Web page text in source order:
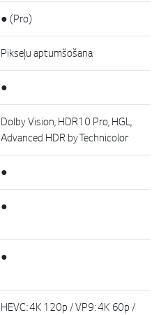
● (Pro)
Pikseļu aptumšošana
●
Dolby Vision, HDR10 Pro, HGL,
Advanced HDR by Technicolor
●
●
●
HEVC: 4K 120p / VP9: 4K 60p /